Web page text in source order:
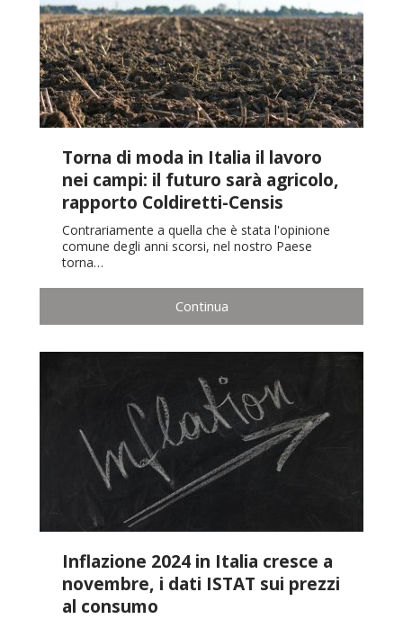
Torna di moda in Italia il lavoro
nei campi: il futuro sarà agricolo,
rapporto Coldiretti-Censis
Contrariamente a quella che è stata l'opinione
comune degli anni scorsi, nel nostro Paese
torna…
Continua
Inflazione 2024 in Italia cresce a
novembre, i dati ISTAT sui prezzi
al consumo